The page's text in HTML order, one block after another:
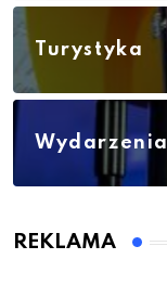
Turystyka
Wydarzenia
REKLAMA